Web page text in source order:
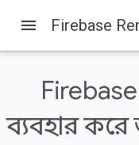
Firebase
menu
ব্যবহার